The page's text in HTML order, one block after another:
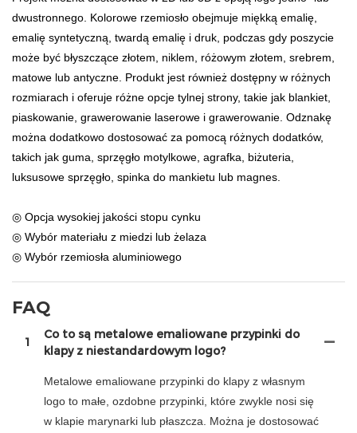
dwustronnego. Kolorowe rzemiosło obejmuje miękką emalię,
emalię syntetyczną, twardą emalię i druk, podczas gdy poszycie
może być błyszczące złotem, niklem, różowym złotem, srebrem,
matowe lub antyczne. Produkt jest również dostępny w różnych
rozmiarach i oferuje różne opcje tylnej strony, takie jak blankiet,
piaskowanie, grawerowanie laserowe i grawerowanie. Odznakę
można dodatkowo dostosować za pomocą różnych dodatków,
takich jak guma, sprzęgło motylkowe, agrafka, biżuteria,
luksusowe sprzęgło, spinka do mankietu lub magnes.
◎ Opcja wysokiej jakości stopu cynku
◎ Wybór materiału z miedzi lub żelaza
◎ Wybór rzemiosła aluminiowego
FAQ
1
Co to są metalowe emaliowane przypinki do
klapy z niestandardowym logo?
Metalowe emaliowane przypinki do klapy z własnym
logo to małe, ozdobne przypinki, które zwykle nosi się
w klapie marynarki lub płaszcza. Można je dostosować